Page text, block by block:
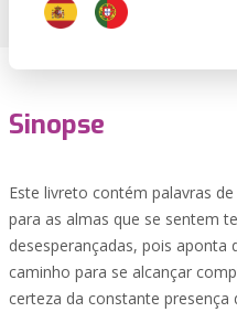
Sinopse
Este livreto contém palavras
para as almas que se sentem
desesperançadas, pois
caminho para se alcançar
certeza da constante presença